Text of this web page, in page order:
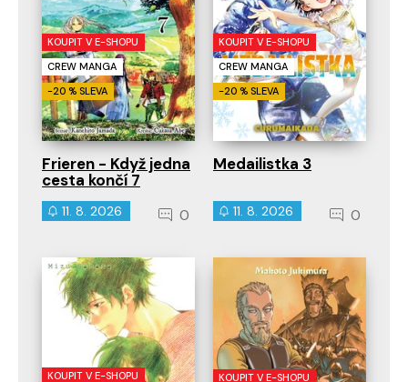
KOUPIT V E-SHOPU
CREW MANGA
-20 % SLEVA
Frieren - Když jedna
cesta končí 7
11. 8. 2026 0
KOUPIT V E-SHOPU
CREW MANGA
-20 % SLEVA
Medailistka 3
11. 8. 2026 0
KOUPIT V E-SHOPU
KOUPIT V E-SHOPU